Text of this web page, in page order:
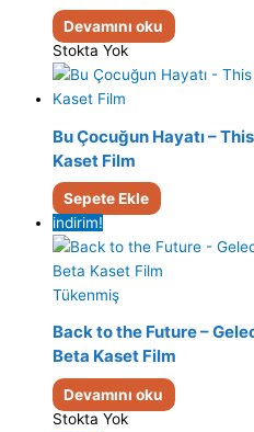
Devamını oku
Stokta Yok
Bu Çocuğun Hayatı –
Kaset Film
Sepete Ekle
indirim!
Tükenmiş
Back to the Future –
Beta Kaset Film
Devamını oku
Stokta Yok